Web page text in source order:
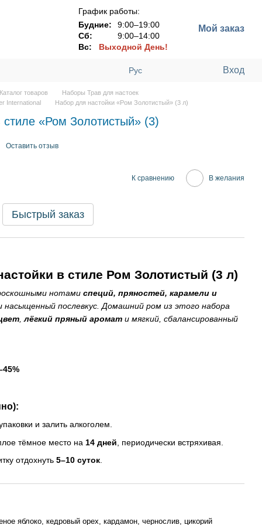
График работы:
Будние:
9:00–19:00
Сб:
9:00–14:00
Вс: Выходной День!
Мой заказ
Рус Вход
Каталог товаров
Наборы Трав для настоек
International
Набор для настойки «Ром Золотистый» (3 л)
«Ром Золотистый» (3)
Оставить отзыв
К сравнению В желания
Быстрый заказ
в стиле Ром Золотистый (3 л)
нотами специй, пряностей, карамели и
насыщенный послевкус. Домашний ром из этого набора
,лёгкий пряный аромат и мягкий, сбалансированный
и залить алкоголем.
тёмное место на 14 дней , периодически встряхивая.
отдохнуть 5–10 суток
яблоко, кедровый орех, кардамон, чернослив, цикорий